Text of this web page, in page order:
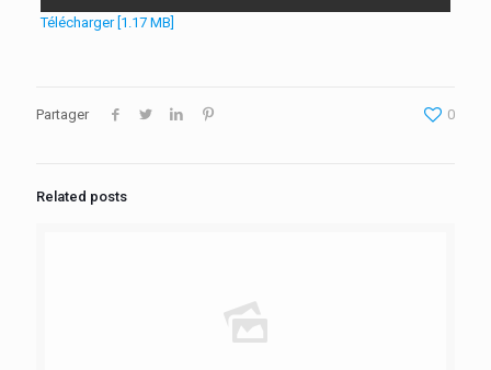
Télécharger [1.17 MB]
Partager 0
Related posts